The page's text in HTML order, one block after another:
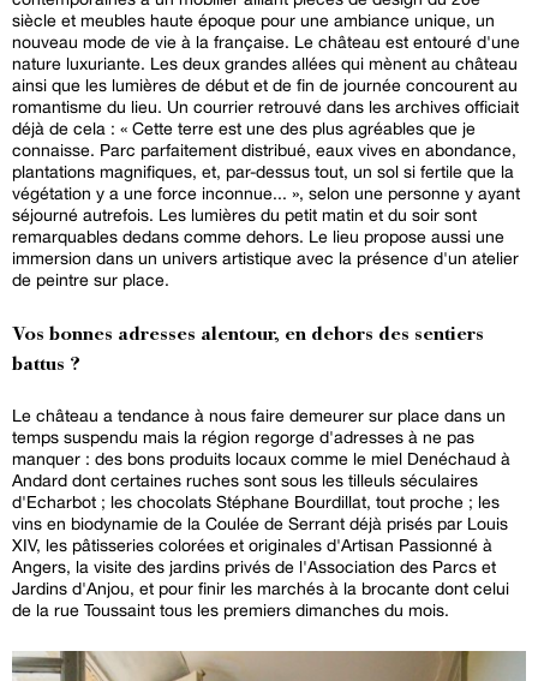
siècle et meubles haute époque pour une ambiance unique, un
nouveau mode de vie à la française. Le château est entouré d'une
nature luxuriante. Les deux grandes allées qui mènent au château
ainsi que les lumières de début et de fin de journée concourent au
romantisme du lieu. Un courrier retrouvé dans les archives officiait
déjà de cela : « Cette terre est une des plus agréables que je
connaisse. Parc parfaitement distribué, eaux vives en abondance,
plantations magnifiques, et, par-dessus tout, un sol si fertile que la
végétation y a une force inconnue... », selon une personne y ayant
séjourné autrefois. Les lumières du petit matin et du soir sont
remarquables dedans comme dehors. Le lieu propose aussi une
immersion dans un univers artistique avec la présence d'un atelier
de peintre sur place.
Vos bonnes adresses alentour, en dehors des sentiers
battus ?
Le château a tendance à nous faire demeurer sur place dans un
temps suspendu mais la région regorge d'adresses à ne pas
manquer : des bons produits locaux comme le miel Denéchaud à
Andard dont certaines ruches sont sous les tilleuls séculaires
d'Echarbot ; les chocolats Stéphane Bourdillat, tout proche ; les
vins en biodynamie de la Coulée de Serrant déjà prisés par Louis
XIV, les pâtisseries colorées et originales d'Artisan Passionné à
Angers, la visite des jardins privés de l'Association des Parcs et
Jardins d'Anjou, et pour finir les marchés à la brocante dont celui
de la rue Toussaint tous les premiers dimanches du mois.